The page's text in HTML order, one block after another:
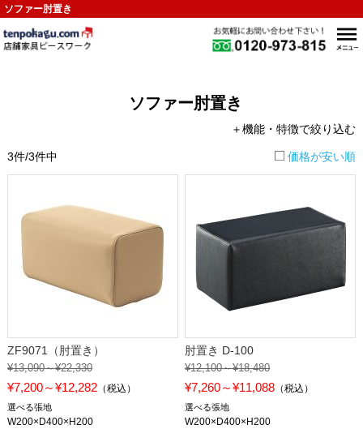
ソファー肘置き
ソファー肘置き
＋機能・特徴で絞り込む
3件/3件中 価格が安い順
ZF9071（肘置き）
¥13,090～¥22,330
¥7,200～¥12,282（税込）
選べる張地
W200×D400×H200
肘置き D-100
¥12,100～¥18,480
¥7,260～¥11,088 （税込）
選べる張地
W200×D400×H200